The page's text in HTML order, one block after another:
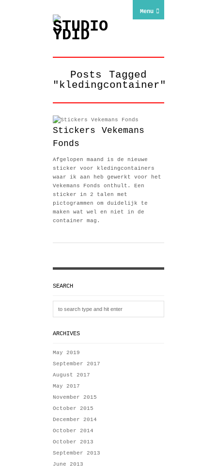
Menu
Posts Tagged
"kledingcontainer"
Stickers Vekemans
Fonds
Afgelopen maand is de nieuwe
sticker voor kledingcontainers
waar ik aan heb gewerkt voor het
Vekemans Fonds onthult. Een
sticker in 2 talen met
pictogrammen om duidelijk te
maken wat wel en niet in de
container mag.
SEARCH
ARCHIVES
May 2019
September 2017
August 2017
May 2017
November 2015
October 2015
December 2014
October 2014
October 2013
September 2013
June 2013